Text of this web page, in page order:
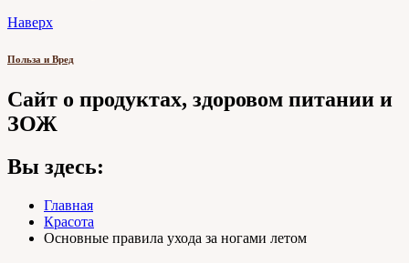
Наверх
Польза и Вред
Сайт о продуктах, здоровом питании и
ЗОЖ
Вы здесь:
Главная
Красота
Основные правила ухода за ногами летом